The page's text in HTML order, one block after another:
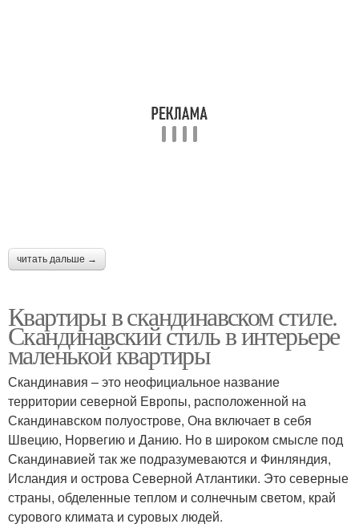
читать дальше →
Квартиры в скандинавском стиле.
Скандинавский стиль в интерьере
маленькой квартиры
Скандинавия – это неофициальное название
территории северной Европы, расположенной на
Скандинавском полуострове, Она включает в себя
Швецию, Норвегию и Данию. Но в широком смысле под
Скандинавией так же подразумеваются и Финляндия,
Исландия и острова Северной Атлантики. Это северные
страны, обделенные теплом и солнечным светом, край
сурового климата и суровых людей.